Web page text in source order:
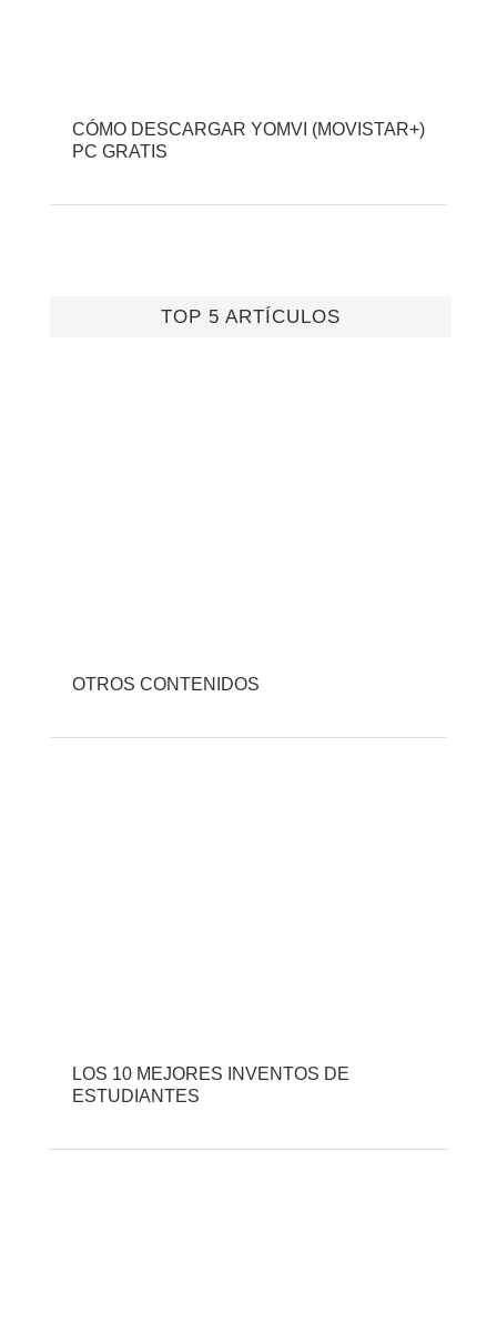
CÓMO DESCARGAR YOMVI (MOVISTAR+)
PC GRATIS
TOP 5 ARTÍCULOS
OTROS CONTENIDOS
LOS 10 MEJORES INVENTOS DE
ESTUDIANTES